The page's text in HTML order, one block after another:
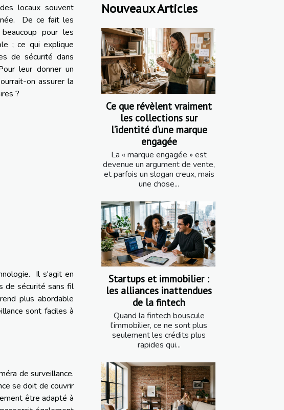
locaux souvent
De ce fait les
pour les
; ce qui explique
de sécurité dans
leur donner un
on assurer la
?
Il s'agit en
de sécurité sans fil
plus abordable
sont faciles à
de surveillance.
se doit de couvrir
être adapté à
Nouveaux Articles
Ce que révèlent vraiment
les collections sur
l’identité d’une marque
engagée
La « marque engagée » est
devenue un argument de vente,
et parfois un slogan creux, mais
une chose...
Startups et immobilier :
les alliances inattendues
de la fintech
Quand la fintech bouscule
l’immobilier, ce ne sont plus
seulement les crédits plus
rapides qui...